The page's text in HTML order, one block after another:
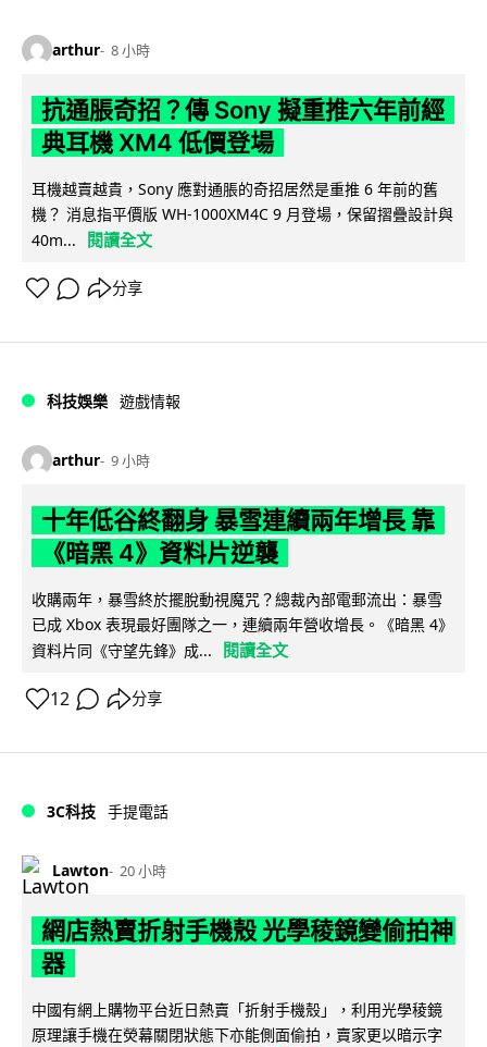
arthur 8 小時
抗通脹奇招？傳 Sony 擬重推六年前經
典耳機 XM4 低價登場
耳機越賣越貴，Sony 應對通脹的奇招居然是重推 6 年前的舊
機？ 消息指平價版 WH-1000XM4C 9 月登場，保留摺疊設計與
40m...
閱讀全文
分享
科技娛樂 遊戲情報
arthur 9 小時
十年低谷終翻身 暴雪連續兩年增長 靠
《暗黑 4》資料片逆襲
收購兩年，暴雪終於擺脫動視魔咒？總裁內部電郵流出：暴雪
已成 Xbox 表現最好團隊之一，連續兩年營收增長。《暗黑 4》
資料片同《守望先鋒》成...
閱讀全文
12 分享
3C科技 手提電話
Lawton 20 小時
網店熱賣折射手機殼 光學稜鏡變偷拍神
器
中國有網上購物平台近日熱賣「折射手機殼」，利用光學稜鏡
原理讓手機在熒幕關閉狀態下亦能側面偷拍，賣家更以暗示字